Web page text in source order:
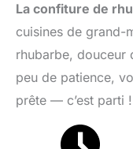
La confiture de
cuisines de grand-
rhubarbe, douceur
peu de patience,
prête — c’est parti !